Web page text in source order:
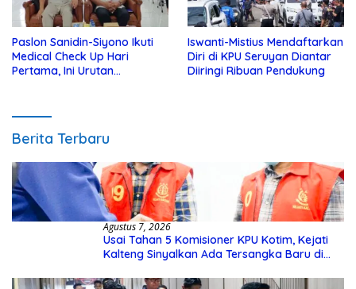
Paslon Sanidin-Siyono Ikuti
Medical Check Up Hari
Pertama, Ini Urutan
Iswanti-Mistius Mendaftarkan
Diri di KPU Seruyan Diantar
Diiringi Ribuan Pendukung
Berita Terbaru
Agustus 7, 2026
Usai Tahan 5 Komisioner KPU Kotim, Kejati
Kalteng Sinyalkan Ada Tersangka Baru di